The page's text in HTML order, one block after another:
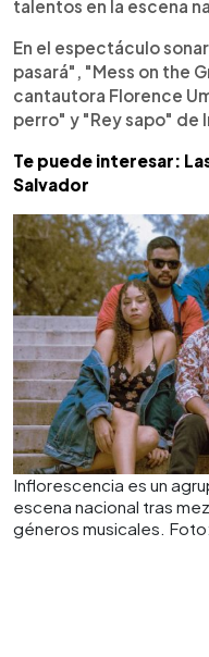
talentos en la escena
En el espectáculo
pasará", "Mess on the
cantautora Florence
perro" y "Rey sapo" de
Te puede interesar:
Salvador
Inflorescencia es un
escena nacional tras
géneros musicales.